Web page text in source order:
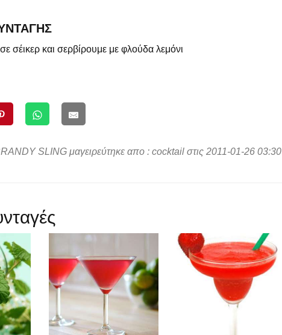
σέικερ και σερβίρουμε με φλούδα λεμόνι
SLING μαγειρεύτηκε απο : cocktail στις 2011-01-26 03:30